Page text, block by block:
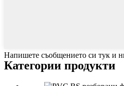
Напишете съобщението си тук и
Категории продукти